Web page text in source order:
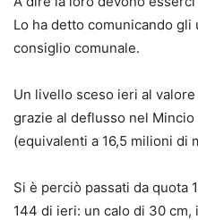
Lo ha detto comunicando
consiglio comunale.
Un livello sceso ieri al
grazie al deflusso nel Mincio
(equivalenti a 16,5 milioni di
Si è perciò passati da quota
144 di ieri: un calo di 30 cm,